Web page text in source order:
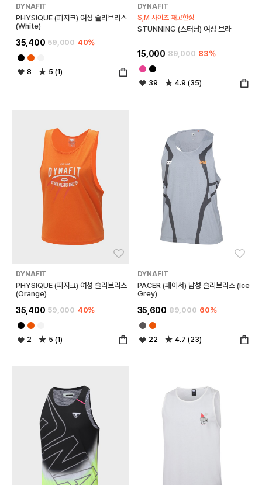
DYNAFIT
PHYSIQUE (피지크) 여성 슬리브리스
(White)
35,400 59,000 40%
8 5 (1)
DYNAFIT
S,M 사이즈 재고한정
STUNNING (스터닝) 여성 브라
15,000 89,000 83%
39 4.9 (35)
DYNAFIT
PHYSIQUE (피지크) 여성 슬리브리스
(Orange)
35,400 59,000 40%
2 5 (1)
DYNAFIT
PACER (페이서) 남성 슬리브리스 (Ice
Grey)
35,600 89,000 60%
22 4.7 (23)